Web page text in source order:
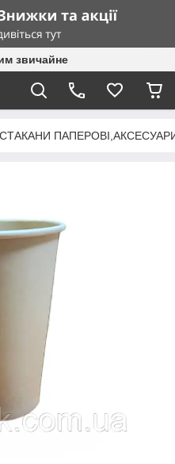
звичайне
СТАКАНИ